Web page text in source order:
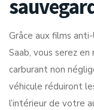
Grâce aux films
Saab, vous serez
carburant non
véhicule réduiront
l’intérieur de votre